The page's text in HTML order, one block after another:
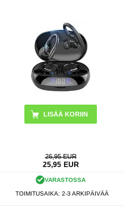
26,95 EUR
25,95 EUR
VARASTOSSA
TOIMITUSAIKA: 2-3 ARKIPÄIVÄÄ